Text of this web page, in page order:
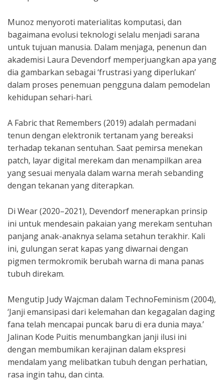
Munoz menyoroti materialitas komputasi, dan
bagaimana evolusi teknologi selalu menjadi sarana
untuk tujuan manusia. Dalam menjaga, penenun dan
akademisi Laura Devendorf memperjuangkan apa yang
dia gambarkan sebagai ‘frustrasi yang diperlukan’
dalam proses penemuan pengguna dalam pemodelan
kehidupan sehari-hari.
A Fabric that Remembers (2019) adalah permadani
tenun dengan elektronik tertanam yang bereaksi
terhadap tekanan sentuhan. Saat pemirsa menekan
patch, layar digital merekam dan menampilkan area
yang sesuai menyala dalam warna merah sebanding
dengan tekanan yang diterapkan.
Di Wear (2020–2021), Devendorf menerapkan prinsip
ini untuk mendesain pakaian yang merekam sentuhan
panjang anak-anaknya selama setahun terakhir. Kali
ini, gulungan serat kapas yang diwarnai dengan
pigmen termokromik berubah warna di mana panas
tubuh direkam.
Mengutip Judy Wajcman dalam TechnoFeminism (2004),
‘Janji emansipasi dari kelemahan dan kegagalan daging
fana telah mencapai puncak baru di era dunia maya.’
Jalinan Kode Puitis menumbangkan janji ilusi ini
dengan membumikan kerajinan dalam ekspresi
mendalam yang melibatkan tubuh dengan perhatian,
rasa ingin tahu, dan cinta.